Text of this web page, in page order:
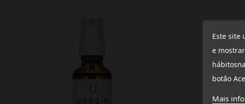
Este site
e
botão
Mais